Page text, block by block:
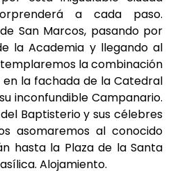
a cada paso.
San Marcos, pasando por
la Academia y llegando al
la combinación
la fachada de la Catedral
inconfundible Campanario.
Baptisterio y sus célebres
asomaremos al conocido
hasta la Plaza de la Santa
Alojamiento.